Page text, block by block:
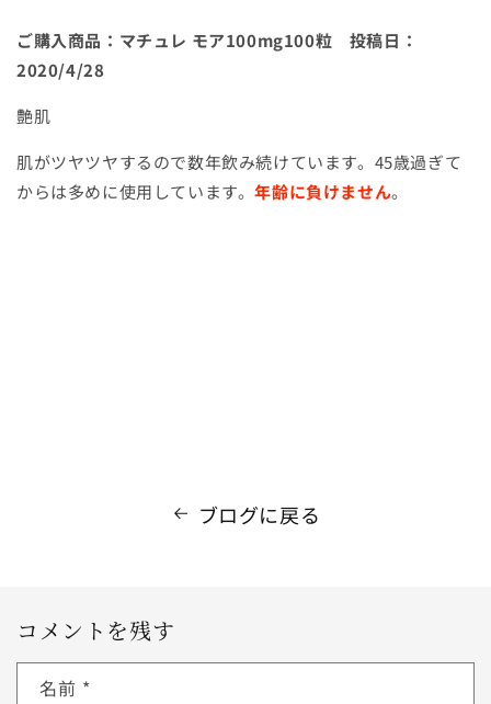
ご購入商品：マチュレ モア100mg100粒 投稿日：
2020/4/28
艶肌
肌がツヤツヤするので数年飲み続けています。 45歳過ぎて
からは多めに使用しています。年齢に負けません。
ブログに戻る
コメントを残す
名前 *